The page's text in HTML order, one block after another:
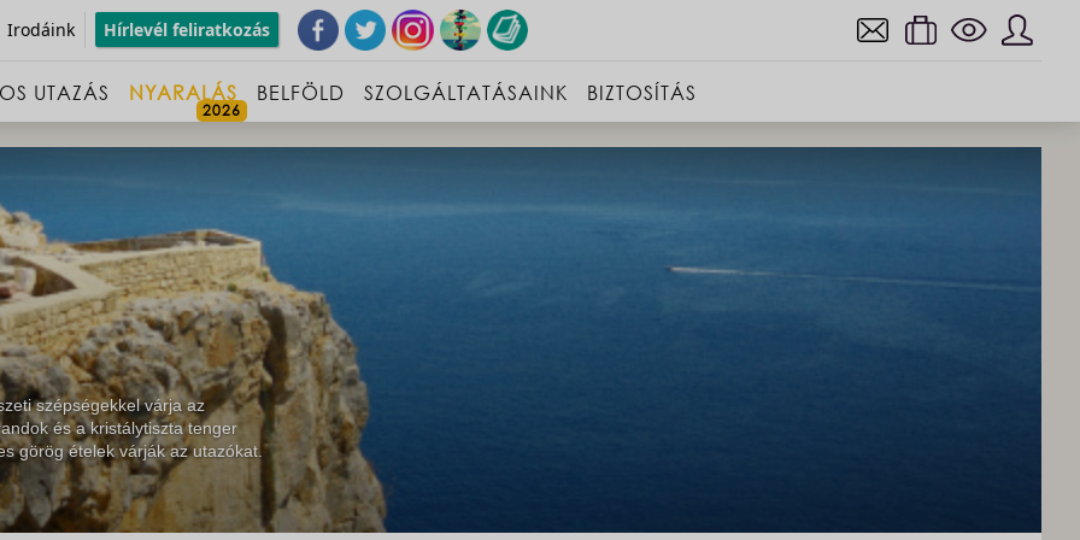
Irodáink Hírlevél feliratkozás
UTAZÁS NYARALÁS BELFÖLD SZOLGÁLTATÁSAINK BIZTOSÍTÁS
szépségekkel várja az
és a kristálytiszta tenger
görög ételek várják az utazókat.